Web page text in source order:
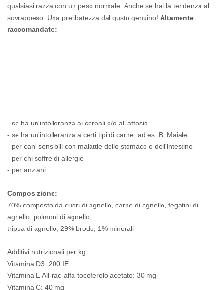
qualsiasi razza con un peso normale. Anche se hai la tendenza al
sovrappeso. Una prelibatezza dal gusto genuino! Altamente
raccomandato:
- se ha un'intolleranza ai cereali e/o al lattosio
- se ha un'intolleranza a certi tipi di carne, ad es. B. Maiale
- per cani sensibili con malattie dello stomaco e dell'intestino
- per chi soffre di allergie
- per anziani
Composizione:
70% composto da cuori di agnello, carne di agnello, fegatini di
agnello, polmoni di agnello,
trippa di agnello, 29% brodo, 1% minerali
Additivi nutrizionali per kg:
Vitamina D3: 200 IE
Vitamina E All-rac-alfa-tocoferolo acetato: 30 mg
Vitamina C: 40 mg